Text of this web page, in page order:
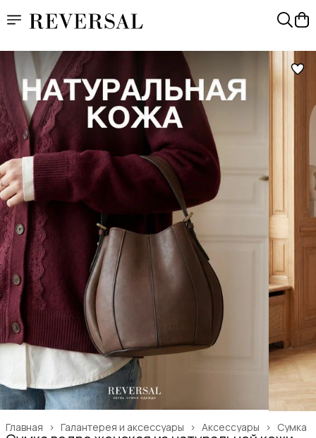
Сумка
Аксессуары ›
Галантерея и аксессуары ›
Главная ›